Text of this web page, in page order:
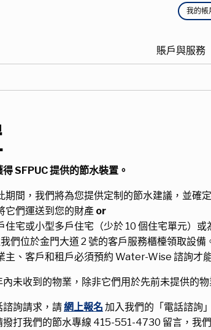
我的帳
賬戶與服務
SFPUC 提供的節水裝置。
期間，我們將為您提供定制的節水建議，並確
它們運送到您的財產 or
住宅或小型多戶住宅（少於 10 個住宅單元）
們位於金門大道 2 號的客戶服務櫃檯領取設
主、客戶和租戶必須預約 Water-Wise 諮詢才
未收到的物業，除非它們用於先前未提供的物
詢請求，請網上報名 加入我們的「電話諮詢
打我們的節水專線 415-551-4730 留言，我